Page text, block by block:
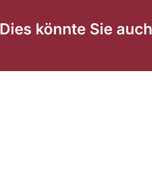
Dies könnte Sie